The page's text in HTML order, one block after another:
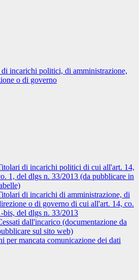
incarichi politici, di amministrazione,
o di governo
di incarichi politici di cui all'art. 14,
1, del dlgs n. 33/2013 (da pubblicare in
di incarichi di amministrazione, di
o di governo di cui all'art. 14, co.
bis, del dlgs n. 33/2013
dall'incarico (documentazione da
sul sito web)
per mancata comunicazione dei dati